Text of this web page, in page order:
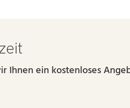
Ihnen ein kostenloses